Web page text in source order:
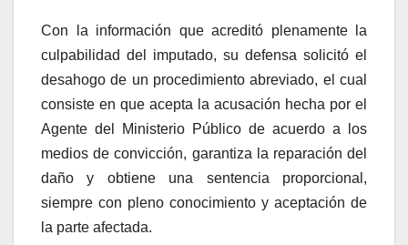
Con la información que acreditó plenamente la
culpabilidad del imputado, su defensa solicitó el
desahogo de un procedimiento abreviado, el cual
consiste en que acepta la acusación hecha por el
Agente del Ministerio Público de acuerdo a los
medios de convicción, garantiza la reparación del
daño y obtiene una sentencia proporcional,
siempre con pleno conocimiento y aceptación de
la parte afectada.